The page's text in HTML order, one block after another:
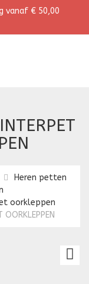
vanaf € 50,00
Heren petten
oorkleppen
OORKLEPPEN